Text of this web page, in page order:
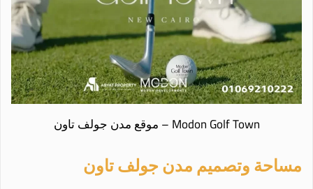
Modon Golf Town – موقع مدن جولف تاون
مساحة وتصميم مدن جولف تاون